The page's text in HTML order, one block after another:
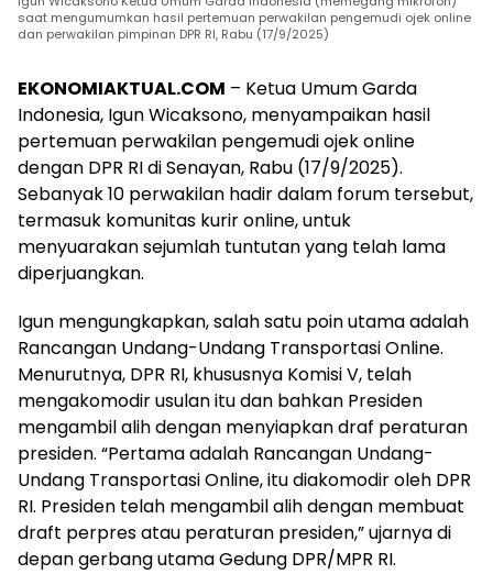
saat mengumumkan hasil pertemuan perwakilan pengemudi ojek online
dan perwakilan pimpinan DPR RI, Rabu (17/9/2025)
EKONOMIAKTUAL.COM – Ketua Umum Garda
Indonesia, Igun Wicaksono, menyampaikan hasil
pertemuan perwakilan pengemudi ojek online
dengan DPR RI di Senayan, Rabu (17/9/2025).
Sebanyak 10 perwakilan hadir dalam forum tersebut,
termasuk komunitas kurir online, untuk
menyuarakan sejumlah tuntutan yang telah lama
diperjuangkan.
Igun mengungkapkan, salah satu poin utama adalah
Rancangan Undang-Undang Transportasi Online.
Menurutnya, DPR RI, khususnya Komisi V, telah
mengakomodir usulan itu dan bahkan Presiden
mengambil alih dengan menyiapkan draf peraturan
presiden. “Pertama adalah Rancangan Undang-
Undang Transportasi Online, itu diakomodir oleh DPR
RI. Presiden telah mengambil alih dengan membuat
draft perpres atau peraturan presiden,” ujarnya di
depan gerbang utama Gedung DPR/MPR RI.